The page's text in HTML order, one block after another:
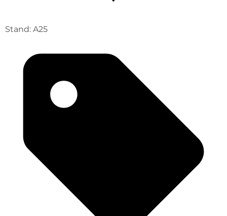
Stand: A25